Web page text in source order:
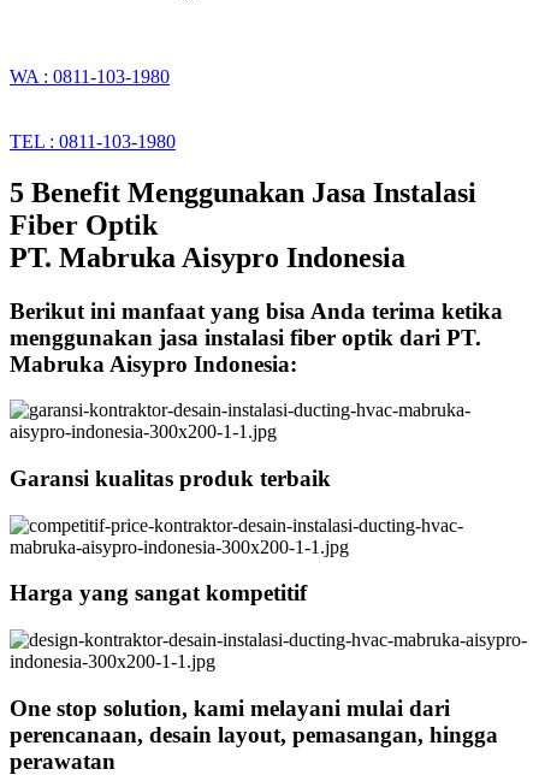
WA : 0811-103-1980
TEL : 0811-103-1980
5 Benefit Menggunakan Jasa Instalasi
Fiber Optik
PT. Mabruka Aisypro Indonesia
Berikut ini manfaat yang bisa Anda terima ketika
menggunakan jasa instalasi fiber optik dari PT.
Mabruka Aisypro Indonesia:
Garansi kualitas produk terbaik
Harga yang sangat kompetitif
One stop solution, kami melayani mulai dari
perencanaan, desain layout, pemasangan, hingga
perawatan